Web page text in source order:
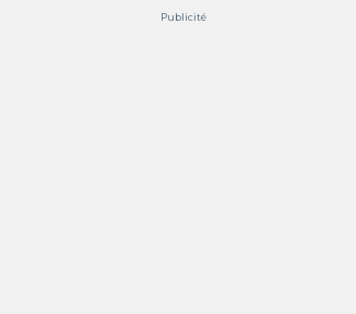
Publicité